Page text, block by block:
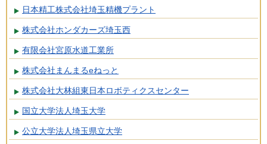
日本精工株式会社埼玉精機プラント
株式会社ホンダカーズ埼玉西
有限会社宮原水道工業所
株式会社まんまるeねっと
株式会社大林組東日本ロボティクスセンター
国立大学法人埼玉大学
公立大学法人埼玉県立大学